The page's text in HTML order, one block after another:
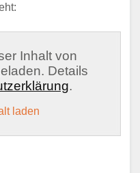
Inhalt von
Details
.
laden